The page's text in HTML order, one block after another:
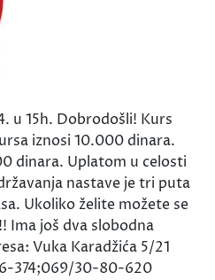
u 15h. Dobrodošli! Kurs
iznosi 10.000 dinara.
dinara. Uplatom u celosti
nastave je tri puta
Ukoliko želite možete se
još dva slobodna
Vuka Karadžića 5/21
374;069/30-80-620